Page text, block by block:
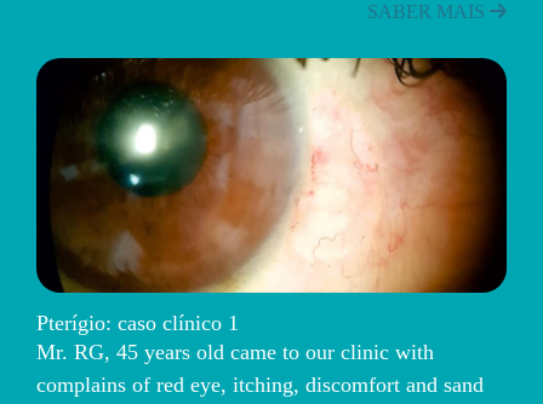
SABER MAIS
Pterígio: caso clínico 1
Mr. RG, 45 years old came to our clinic with
complains of red eye, itching, discomfort and sand